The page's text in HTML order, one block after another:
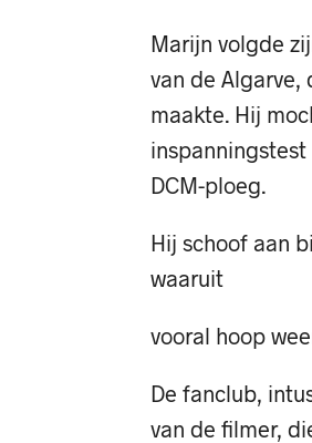
Marijn volgde
van de
maakte. Hij
DCM-ploeg.
Hij schoof aan
waaruit
vooral hoop
De fanclub,
van de filmer,